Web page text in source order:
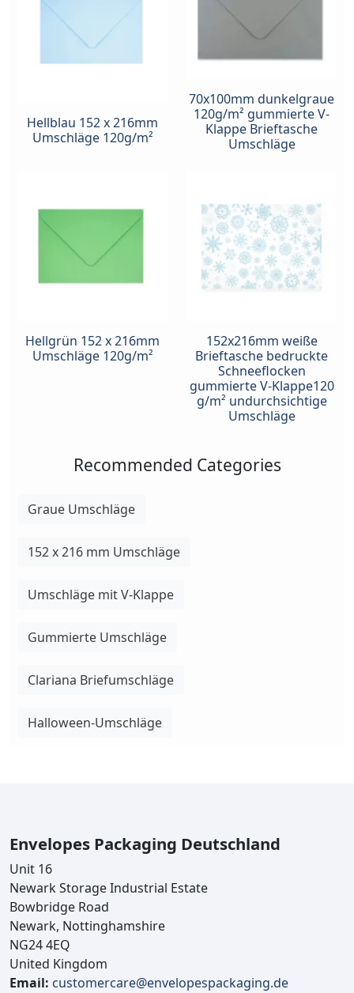
Hellblau 152 x 216mm
Umschläge 120g/m²
70x100mm dunkelgraue
120g/m² gummierte V-
Klappe Brieftasche
Umschläge
Hellgrün 152 x 216mm
Umschläge 120g/m²
152x216mm weiße
Brieftasche bedruckte
Schneeflocken
gummierte V-Klappe120
g/m² undurchsichtige
Umschläge
Recommended Categories
Graue Umschläge
152 x 216 mm Umschläge
Umschläge mit V-Klappe
Gummierte Umschläge
Clariana Briefumschläge
Halloween-Umschläge
Envelopes Packaging Deutschland
Unit 16
Newark Storage Industrial Estate
Bowbridge Road
Newark, Nottinghamshire
NG24 4EQ
United Kingdom
Email: customercare@envelopespackaging.de